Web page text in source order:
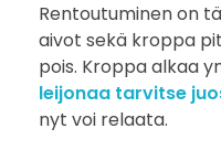
Rentoutuminen on
aivot sekä kroppa
pois. Kroppa alkaa
leijonaa tarvitse
nyt voi relaata.